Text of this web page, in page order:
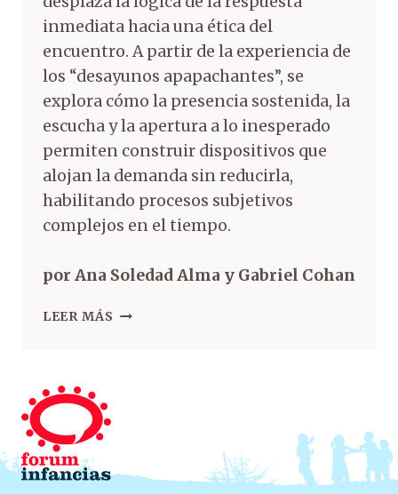
inmediata hacia una ética del
encuentro. A partir de la experiencia de
los “desayunos apapachantes”, se
explora cómo la presencia sostenida, la
escucha y la apertura a lo inesperado
permiten construir dispositivos que
alojan la demanda sin reducirla,
habilitando procesos subjetivos
complejos en el tiempo.
por Ana Soledad Alma y Gabriel Cohan
LEER MÁS